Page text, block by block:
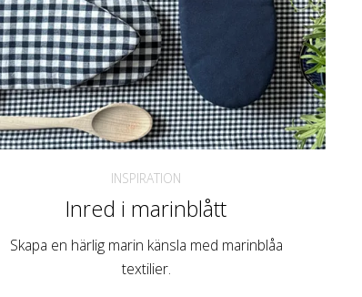
INSPIRATION
Inred i marinblått
Skapa en härlig marin känsla med marinblåa
textilier.